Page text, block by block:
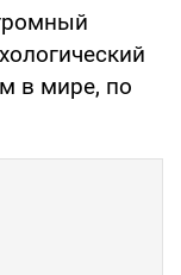
в мире, по